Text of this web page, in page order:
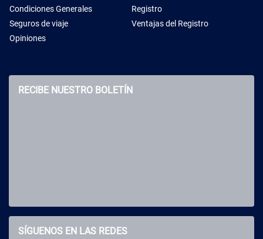
Condiciones Generales
Seguros de viaje
Opiniones
Registro
Ventajas del Registro
RECIBE NUESTRO BOLETÍN
SÍGUENOS EN LAS REDES